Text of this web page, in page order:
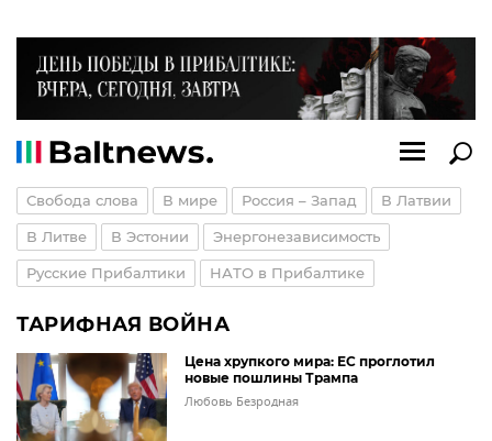
Свобода слова В мире Россия – Запад В Латвии
В Литве В Эстонии Энергонезависимость
Русские Прибалтики НАТО в Прибалтике
ТАРИФНАЯ ВОЙНА
Цена хрупкого мира: ЕС проглотил
новые пошлины Трампа
Любовь Безродная